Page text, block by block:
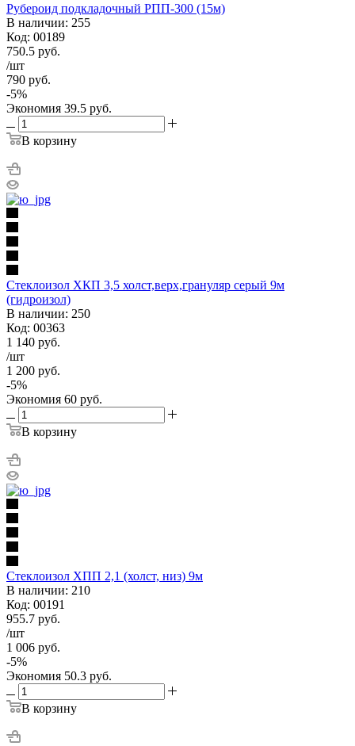
Рубероид подкладочный РПП-300 (15м)
В наличии: 255
Код: 00189
750.5 руб.
/шт
790 руб.
-5%
Экономия 39.5 руб.
В корзину
Стеклоизол ХКП 3,5 холст,верх,грануляр серый 9м
(гидроизол)
В наличии: 250
Код: 00363
1 140 руб.
/шт
1 200 руб.
-5%
Экономия 60 руб.
В корзину
Стеклоизол ХПП 2,1 (холст, низ) 9м
В наличии: 210
Код: 00191
955.7 руб.
/шт
1 006 руб.
-5%
Экономия 50.3 руб.
В корзину